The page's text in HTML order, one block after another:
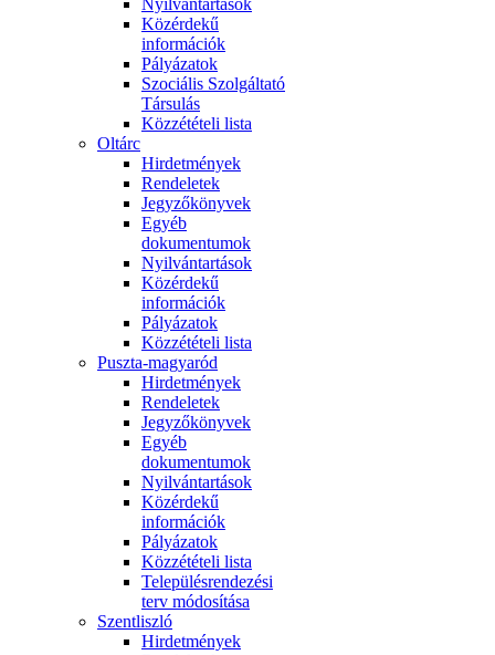
Nyilvántartások
Közérdekű
információk
Pályázatok
Szociális Szolgáltató
Társulás
Közzétételi lista
Oltárc
Hirdetmények
Rendeletek
Jegyzőkönyvek
Egyéb
dokumentumok
Nyilvántartások
Közérdekű
információk
Pályázatok
Közzétételi lista
Puszta-magyaród
Hirdetmények
Rendeletek
Jegyzőkönyvek
Egyéb
dokumentumok
Nyilvántartások
Közérdekű
információk
Pályázatok
Közzétételi lista
Településrendezési
terv módosítása
Szentliszló
Hirdetmények